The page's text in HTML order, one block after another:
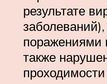
результате
поражениями
также